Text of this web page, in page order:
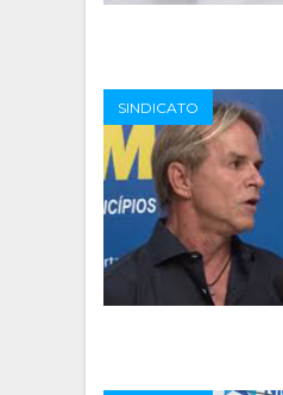
SINDICATO